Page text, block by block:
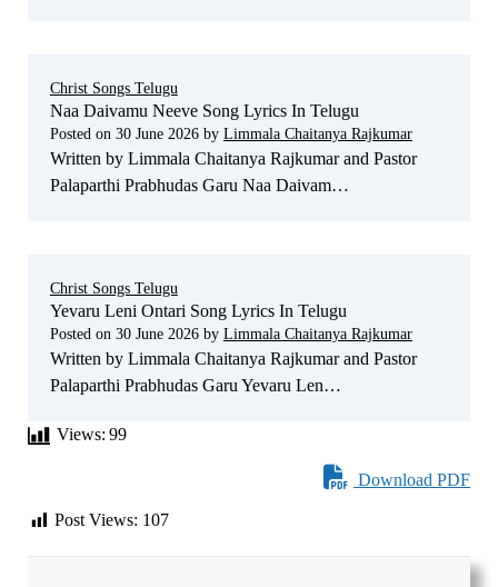
Christ Songs Telugu
Naa Daivamu Neeve Song Lyrics In Telugu
Posted on 30 June 2026by Limmala Chaitanya Rajkumar
Written by Limmala Chaitanya Rajkumar and Pastor
Palaparthi Prabhudas Garu Naa Daivam…
Christ Songs Telugu
Yevaru Leni Ontari Song Lyrics In Telugu
Posted on 30 June 2026by Limmala Chaitanya Rajkumar
Written by Limmala Chaitanya Rajkumar and Pastor
Palaparthi Prabhudas Garu Yevaru Len…
Views: 99
Download PDF
Post Views: 107